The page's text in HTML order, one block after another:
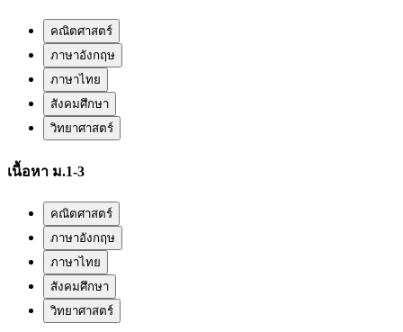
คณิตศาสตร์
ภาษาอังกฤษ
ภาษาไทย
สังคมศึกษา
วิทยาศาสตร์
เนื้อหา ม.1-3
คณิตศาสตร์
ภาษาอังกฤษ
ภาษาไทย
สังคมศึกษา
วิทยาศาสตร์